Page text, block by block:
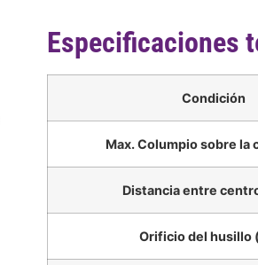
Especificaciones
Condición
Max. Columpio sobre la
Distancia entre
Orificio del husillo